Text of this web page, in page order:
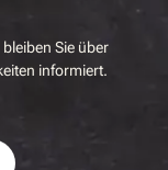
Sie über
informiert.